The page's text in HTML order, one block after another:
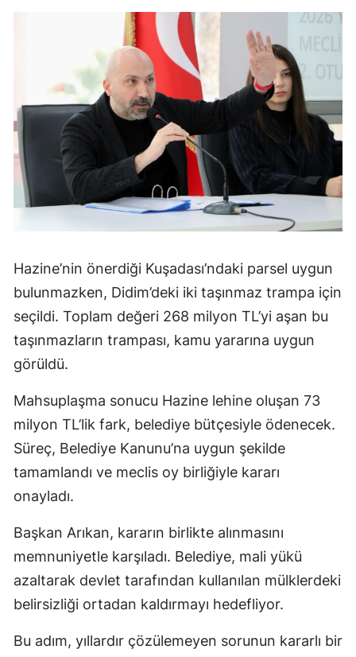
Hazine’nin önerdiği Kuşadası’ndaki parsel uygun
bulunmazken, Didim’deki iki taşınmaz trampa için
seçildi. Toplam değeri 268 milyon TL’yi aşan bu
taşınmazların trampası, kamu yararına uygun
görüldü.
Mahsuplaşma sonucu Hazine lehine oluşan 73
milyon TL’lik fark, belediye bütçesiyle ödenecek.
Süreç, Belediye Kanunu’na uygun şekilde
tamamlandı ve meclis oy birliğiyle kararı
onayladı.
Başkan Arıkan, kararın birlikte alınmasını
memnuniyetle karşıladı. Belediye, mali yükü
azaltarak devlet tarafından kullanılan mülklerdeki
belirsizliği ortadan kaldırmayı hedefliyor.
Bu adım, yıllardır çözülemeyen sorunun kararlı bir